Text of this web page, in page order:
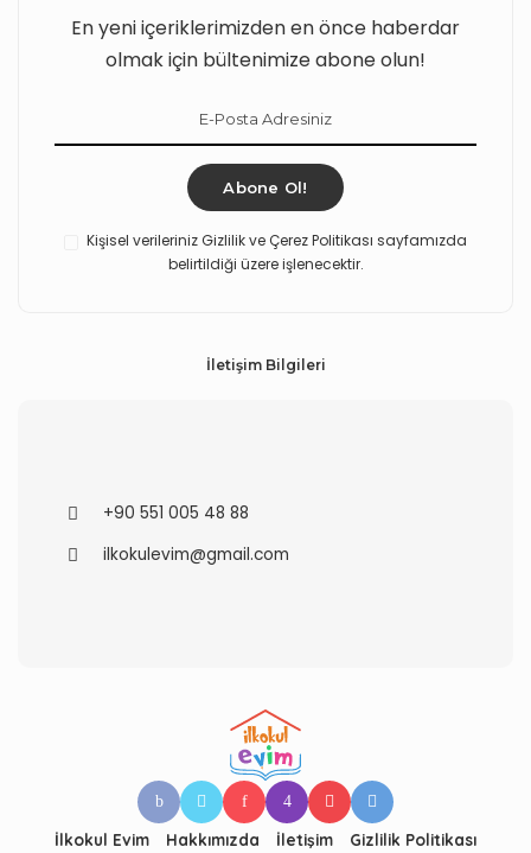
En yeni içeriklerimizden en önce haberdar
olmak için bültenimize abone olun!
Abone Ol!
Kişisel verileriniz Gizlilik ve Çerez Politikası sayfamızda
belirtildiği üzere işlenecektir.
İletişim Bilgileri
+90 551 005 48 88
ilkokulevim@gmail.com
İlkokul Evim Hakkımızda İletişim Gizlilik Politikası